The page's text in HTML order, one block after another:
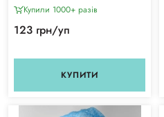
Купили 1000+ разiв
123 грн/уп
КУПИТИ